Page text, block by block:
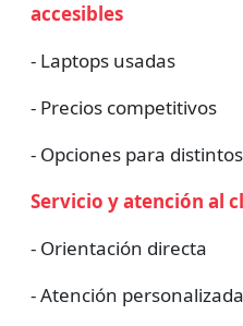
accesibles
- Laptops usadas
- Precios competitivos
- Opciones para
Servicio y atención al
- Orientación directa
- Atención personalizada